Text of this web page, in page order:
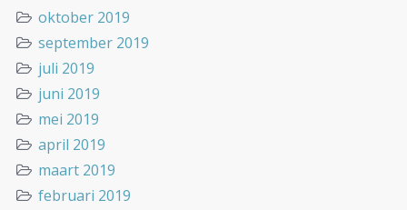
oktober 2019
september 2019
juli 2019
juni 2019
mei 2019
april 2019
maart 2019
februari 2019